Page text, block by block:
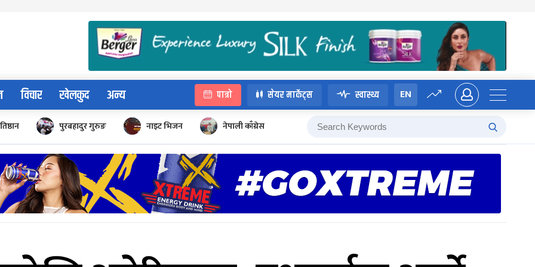
विचार खेलकुद अन्य पात्रो सेयर मार्केट्स स्वास्थ्य EN
पुरबहादुर गुरुङ नाइट भिजन नेपाली काँग्रेस